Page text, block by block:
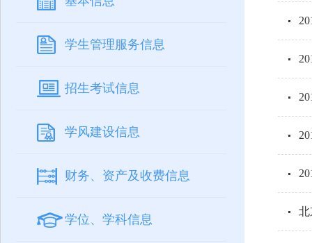
学生管理服务信息
招生考试信息
学风建设信息
财务、资产及收费信息
学位、学科信息
北